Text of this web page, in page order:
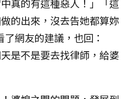
真的有這種惡人！」「這
的出來，沒去告她都算妳
網友的建議，也回：
是不是要去找律師，給婆